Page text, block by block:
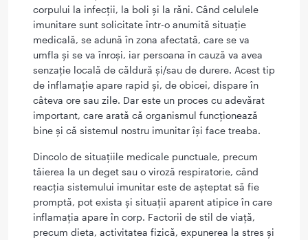
corpului la infecții, la boli și la răni. Când celulele
imunitare sunt solicitate într-o anumită situație
medicală, se adună în zona afectată, care se va
umfla și se va înroși, iar persoana în cauză va avea
senzație locală de căldură și/sau de durere. Acest tip
de inflamație apare rapid și, de obicei, dispare în
câteva ore sau zile. Dar este un proces cu adevărat
important, care arată că organismul funcționează
bine și că sistemul nostru imunitar își face treaba.
Dincolo de situațiile medicale punctuale, precum
tăierea la un deget sau o viroză respiratorie, când
reacția sistemului imunitar este de așteptat să fie
promptă, pot exista și situații aparent atipice în care
inflamația apare în corp. Factorii de stil de viață,
precum dieta, activitatea fizică, expunerea la stres și